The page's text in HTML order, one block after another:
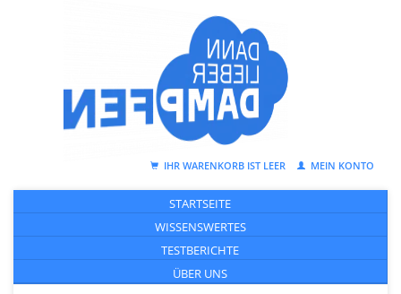
IHR WARENKORB IST LEER MEIN KONTO
STARTSEITE
WISSENSWERTES
TESTBERICHTE
ÜBER UNS